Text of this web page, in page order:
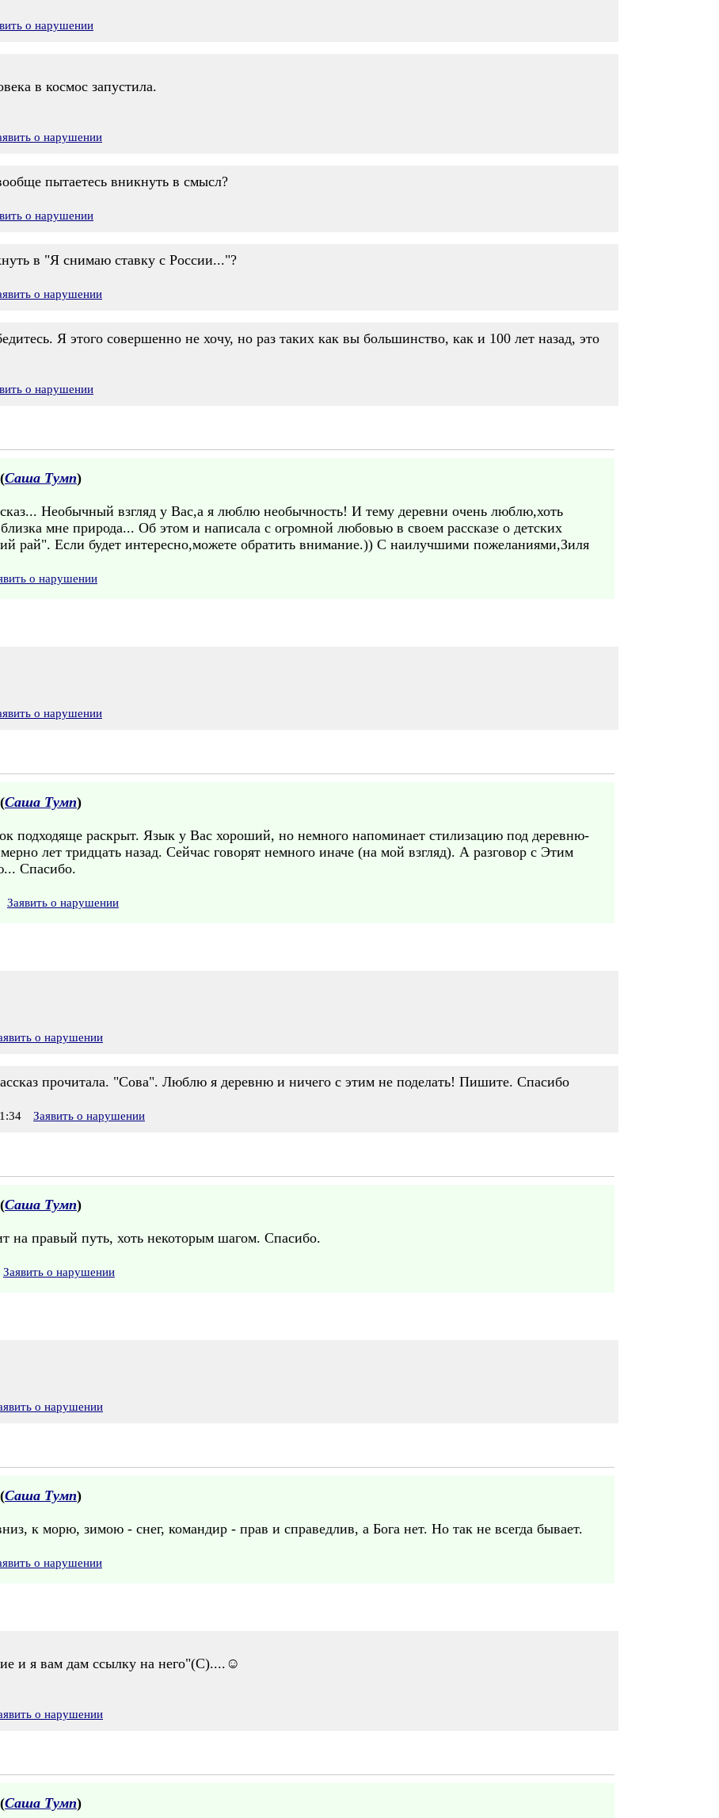
о нарушении
в космос запустила.
о нарушении
пытаетесь вникнуть в смысл?
о нарушении
в "Я снимаю ставку с России..."?
о нарушении
Я этого совершенно не хочу, но раз таких как вы большинство, как и 100 лет назад, это
о нарушении
Саша Тумп)
Необычный взгляд у Вас,а я люблю необычность! И тему деревни очень люблю,хоть
мне природа... Об этом и написала с огромной любовью в своем рассказе о детских
рай". Если будет интересно,можете обратить внимание.)) С наилучшими пожеланиями,Зиля
о нарушении
о нарушении
Саша Тумп)
подходяще раскрыт. Язык у Вас хороший, но немного напоминает стилизацию под деревню-
лет тридцать назад. Сейчас говорят немного иначе (на мой взгляд). А разговор с Этим
Спасибо.
Заявить о нарушении
о нарушении
прочитала. "Сова". Люблю я деревню и ничего с этим не поделать! Пишите. Спасибо
Заявить о нарушении
Саша Тумп)
на правый путь, хоть некоторым шагом. Спасибо.
Заявить о нарушении
о нарушении
Саша Тумп)
к морю, зимою - снег, командир - прав и справедлив, а Бога нет. Но так не всегда бывает.
о нарушении
и я вам дам ссылку на него"(С)....☺
о нарушении
Саша Тумп)